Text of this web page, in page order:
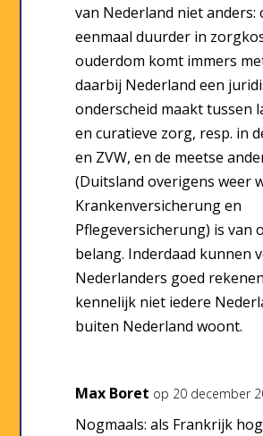
van Nederland niet anders:
eenmaal duurder in
ouderdom komt immers
daarbij Nederland een
onderscheid maakt tussen
en curatieve zorg, resp. in
en ZVW, en de meetse
(Duitsland overigens weer
Krankenversicherung en
Pflegeversicherung) is van
belang. Inderdaad kunnen
Nederlanders goed
kennelijk niet iedere
buiten Nederland woont.
Max Boret op 20 december
Nogmaals: als Frankrijk